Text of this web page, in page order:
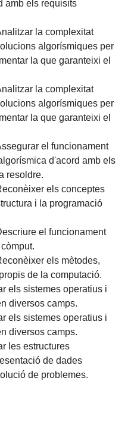
amb els requisits
la complexitat
algorísmiques per
la que garanteixi el
la complexitat
algorísmiques per
la que garanteixi el
el funcionament
d'acord amb els
resoldre.
els conceptes
i la programació
el funcionament
els mètodes,
de la computació.
els sistemes operatius i
diversos camps.
els sistemes operatius i
diversos camps.
les estructures
de dades
de problemes.